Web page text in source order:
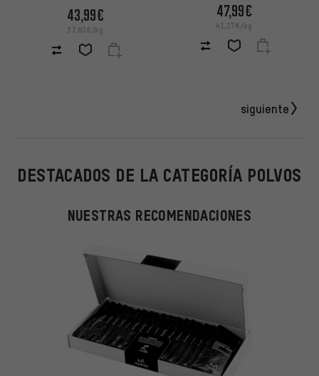
43,99€
37,83€/kg
47,99€
41,27€/kg
siguiente
DESTACADOS DE LA CATEGORÍA POLVOS
NUESTRAS RECOMENDACIONES